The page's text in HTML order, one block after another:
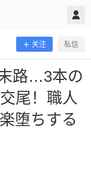
关注 私信
路…3本の
尾！職人
堕ちする
2022/5/27